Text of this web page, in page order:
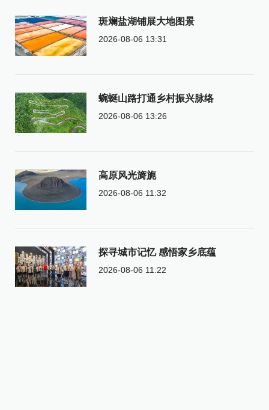
斑斓盐湖铺展大地图景
2026-08-06 13:31
蜿蜒山路打通乡村振兴脉络
2026-08-06 13:26
高原风光旖旎
2026-08-06 11:32
探寻城市记忆 感悟家乡底蕴
2026-08-06 11:22